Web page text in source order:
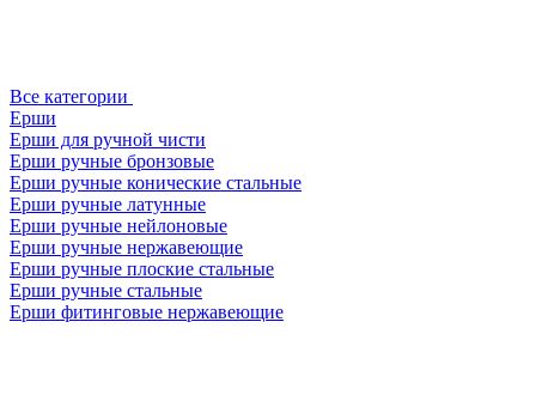
Все категории
Ерши
Ерши для ручной чисти
Ерши ручные бронзовые
Ерши ручные конические стальные
Ерши ручные латунные
Ерши ручные нейлоновые
Ерши ручные нержавеющие
Ерши ручные плоские стальные
Ерши ручные стальные
Ерши фитинговые нержавеющие